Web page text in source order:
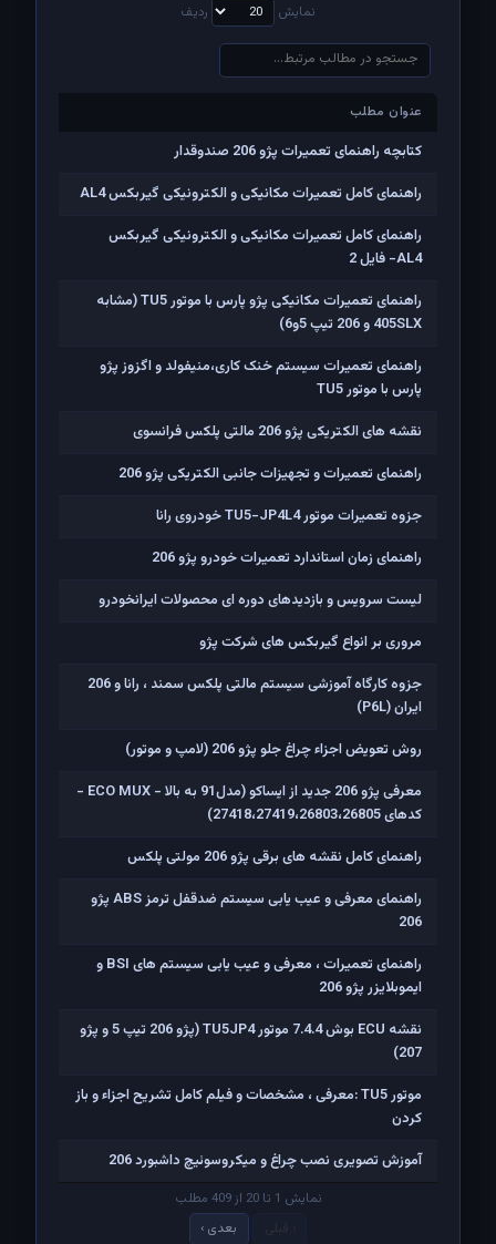
نمایش ردیف
عنوان مطلب
عنوان مطلب
کتابچه راهنمای تعمیرات پژو 206 صندوقدار
راهنمای کامل تعمیرات مکانیکی و الکترونیکی گیربکس AL4
راهنمای کامل تعمیرات مکانیکی و الکترونیکی گیربکس
AL4- فایل 2
راهنمای تعمیرات مکانیکی پژو پارس با موتور TU5 (مشابه
405SLX و 206 تیپ 5و6)
راهنمای تعمیرات سیستم خنک کاری،منیفولد و اگزوز پژو
پارس با موتور TU5
نقشه های الکتریکی پژو 206 مالتی پلکس فرانسوی
راهنمای تعمیرات و تجهیزات جانبی الکتریکی پژو 206
جزوه تعمیرات موتور TU5-JP4L4 خودروی رانا
راهنمای زمان استاندارد تعمیرات خودرو پژو 206
لیست سرویس و بازدیدهای دوره ای محصولات ایرانخودرو
مروری بر انواع گیربکس های شرکت پژو
جزوه کارگاه آموزشی سیستم مالتی پلکس سمند ، رانا و 206
ايران (P6L)
روش تعویض اجزاء چراغ جلو پژو 206 (لامپ و موتور)
معرفی پژو 206 جدید از ایساکو (مدل91 به بالا - ECO MUX -
کدهای 27418،27419،26803،26805)
راهنمای کامل نقشه های برقی پژو 206 مولتی پلکس
راهنمای معرفی و عیب یابی سیستم ضدقفل ترمز ABS پژو
206
راهنمای تعمیرات ، معرفی و عیب یابی سیستم های BSI و
ایموبلایزر پژو 206
نقشه ECU بوش 7.4.4 موتور TU5JP4 (پژو 206 تیپ 5 و پژو
207)
موتور TU5 :معرفی ، مشخصات و فیلم کامل تشریح اجزاء و باز
کردن
آموزش تصویری نصب چراغ و میکروسوئیچ داشبورد 206
نمایش 1 تا 20 از 409 مطلب
بعدی ›